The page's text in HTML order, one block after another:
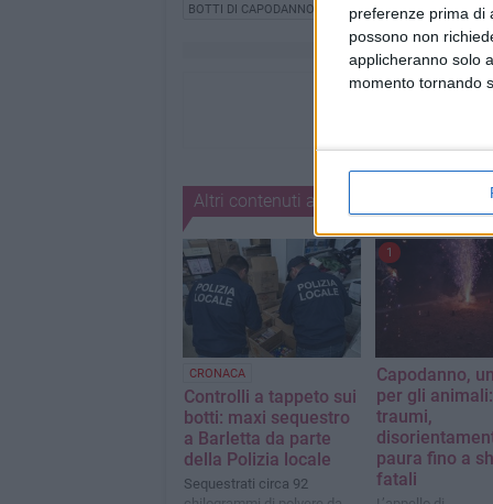
preferenze prima di
possono non
applicheranno solo
momento tornando
BOTTI DI CAPODANNO
Altri contenuti a tema
CRONACA
Controlli a tappeto sui
botti: maxi sequestro
a Barletta da parte
della Polizia locale
Sequestrati circa 92
1
Capodanno,
per gli animali:
traumi,
paura fino a
fatali